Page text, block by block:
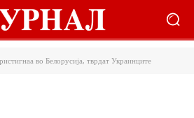
во Белорусија, тврдат Украинците